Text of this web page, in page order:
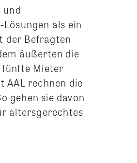
und
als ein
der Befragten
äußerten die
fünfte Mieter
AAL rechnen die
gehen sie davon
altersgerechtes